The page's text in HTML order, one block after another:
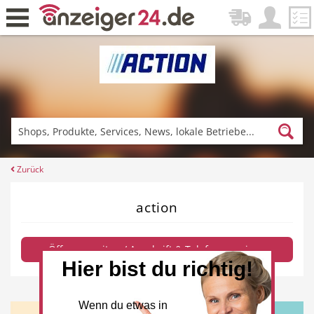
Zurück
Fitness & Sport Einkaufen
News
Zurück
action
Öffnungszeiten / Anschrift & Telefon anzeigen
Hier bist du richtig!
Wenn du etwas in